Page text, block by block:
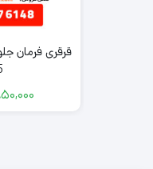
قرقری فرمان